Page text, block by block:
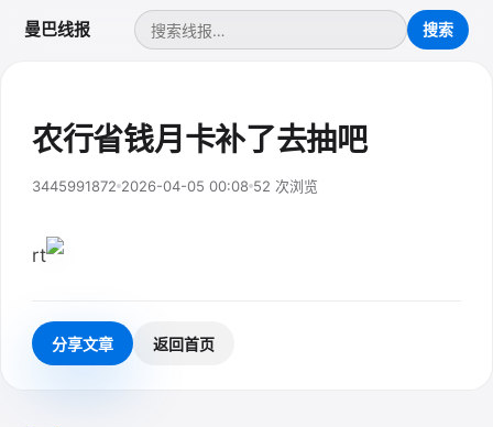
曼巴线报
农行省钱月卡补了去抽吧
3445991872 2026-04-05 00:08 52 次浏览
rt
分享文章 返回首页